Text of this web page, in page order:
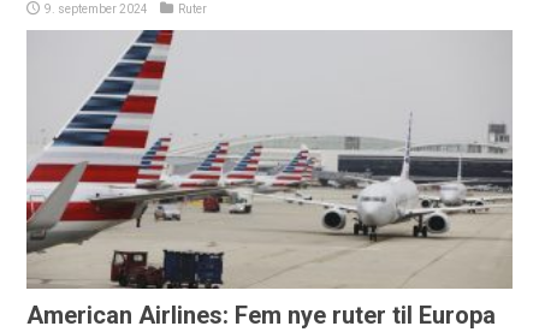
9. september 2024 Ruter
American Airlines: Fem nye ruter til Europa